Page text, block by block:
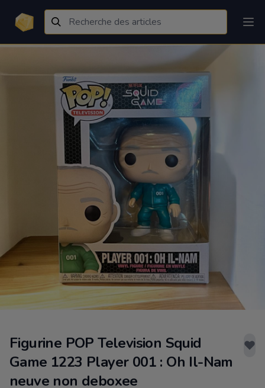
Figurine POP Television Squid
Game 1223 Player 001 : Oh Il-Nam
neuve non deboxee